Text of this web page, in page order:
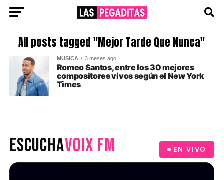
All posts tagged "Mejor Tarde Que Nunca"
MUSICA 3 meses ago
Romeo Santos, entre los 30 mejores
compositores vivos según el New York
Times
ESCUCHAVOIX FM EN VIVO